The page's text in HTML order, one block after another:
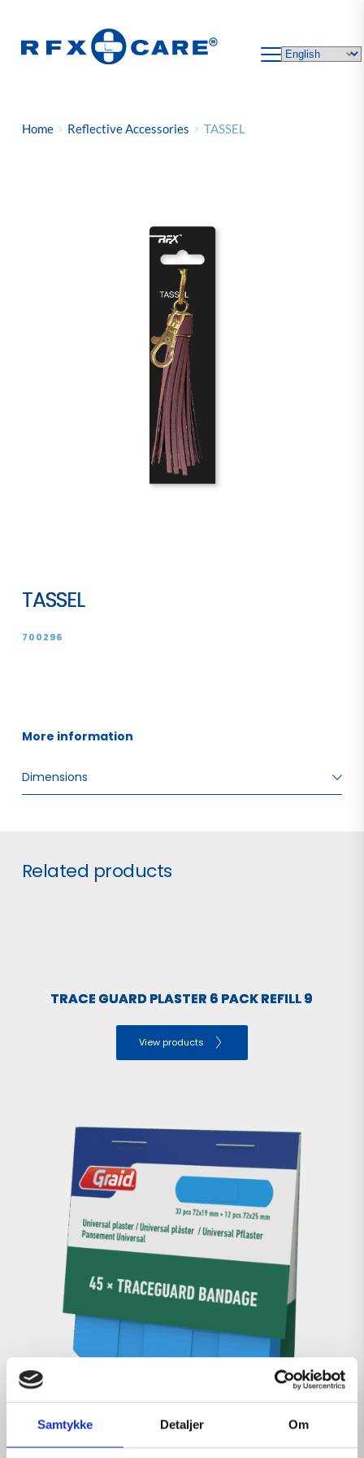
Samtykke Detaljer Om
Home Reflective Accessories TASSEL
TASSEL
700296
More information
Dimensions
Related products
TRACE GUARD PLASTER 6 PACK REFILL 9
View products